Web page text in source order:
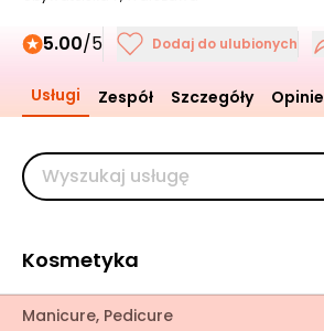
5.00/5 Dodaj do ulubionych
Usługi Zespół Szczegóły Opinie
Kosmetyka
Manicure, Pedicure